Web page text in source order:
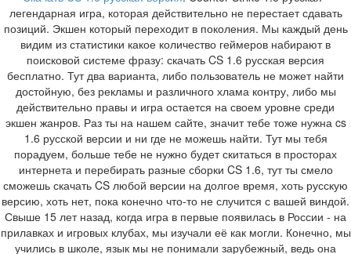
легендарная игра, которая действительно не перестает сдавать
позиций. Экшен который переходит в поколения. Мы каждый день
видим из статистики какое количество геймеров набирают в
поисковой системе фразу: скачать CS 1.6 русская версия
бесплатно. Тут два варианта, либо пользователь не может найти
достойную, без рекламы и различного хлама контру, либо мы
действительно правы и игра остается на своем уровне среди
экшен жанров. Раз ты на нашем сайте, значит тебе тоже нужна cs
1.6 русской версии и ни где не можешь найти. Тут мы тебя
порадуем, больше тебе не нужно будет скитаться в просторах
интернета и перебирать разные сборки CS 1.6, тут ты смело
сможешь скачать CS любой версии на долгое время, хоть русскую
версию, хоть нет, пока конечно что-то не случится с вашей виндой.
Свыше 15 лет назад, когда игра в первые появилась в России - на
прилавках и игровых клубах, мы изучали её как могли. Конечно, мы
учились в школе, язык мы не понимали зарубежный, ведь она